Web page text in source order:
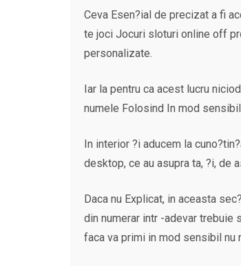
Ceva Esen?ial de precizat a fi
te joci Jocuri sloturi online off
personalizate.
Iar la pentru ca acest lucru
numele Folosind In mod
In interior ?i aducem la
desktop, ce au asupra ta, ?i, de
Daca nu Explicat, in aceasta
din numerar intr -adevar trebuie
faca va primi in mod sensibil nu